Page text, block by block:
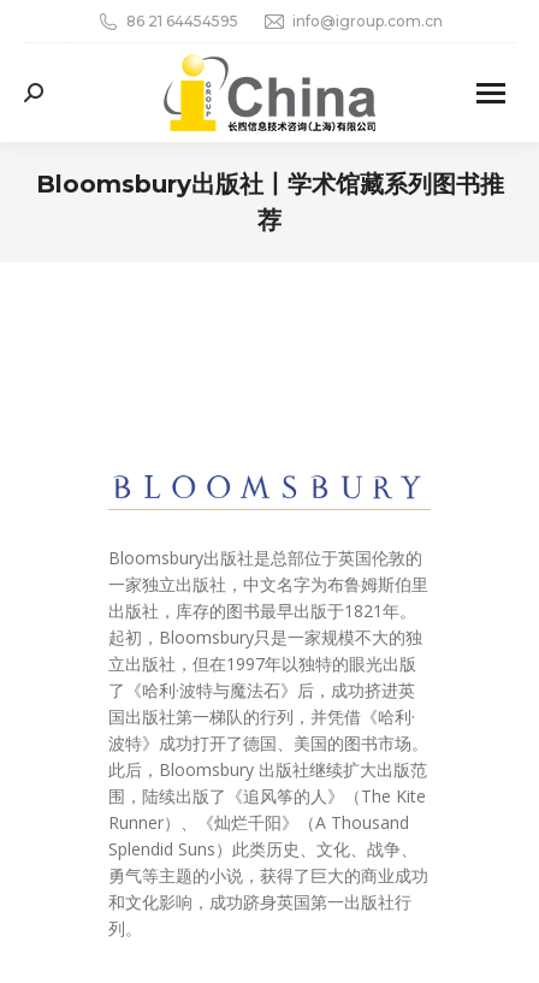
86 21 64454595 info@igroup.com.cn
Search:
Bloomsbury出版社丨学术馆藏系列图书推
荐
Bloomsbury出版社是总部位于英国伦敦的
一家独立出版社，中文名字为布鲁姆斯伯里
出版社，库存的图书最早出版于1821年。
起初，Bloomsbury只是一家规模不大的独
立出版社，但在1997年以独特的眼光出版
了《哈利·波特与魔法石》后，成功挤进英
国出版社第一梯队的行列，并凭借《哈利·
波特》成功打开了德国、美国的图书市场。
此后，Bloomsbury 出版社继续扩大出版范
围，陆续出版了《追风筝的人》（The Kite
Runner）、《灿烂千阳》（A Thousand
Splendid Suns）此类历史、文化、战争、
勇气等主题的小说，获得了巨大的商业成功
和文化影响，成功跻身英国第一出版社行
列。